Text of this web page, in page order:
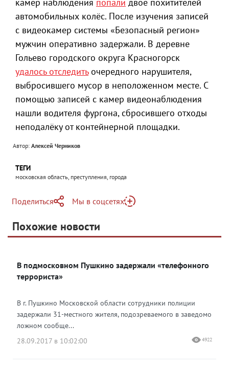
автомобильных колёс. После изучения записей
с видеокамер системы «Безопасный регион»
мужчин оперативно задержали. В деревне
Гольево городского округа Красногорск
удалось отследитьочередного нарушителя,
выбросившего мусор в неположенном месте. С
помощью записей с камер видеонаблюдения
нашли водителя фургона, сбросившего отходы
неподалёку от контейнерной площадки.
Автор: Алексей Черников
ТЕГИ
московская область, преступления, города
Поделиться
Telegram
Одноклассники
Мы в соцсетях
Яндекс Дзен
Похожие новости
В подмосковном Пушкино задержали «телефонного
террориста»
В г. Пушкино Московской области сотрудники полиции
задержали 31-местного жителя, подозреваемого в заведомо
ложном сообще...
28.09.2017 в 10:02:00
4922